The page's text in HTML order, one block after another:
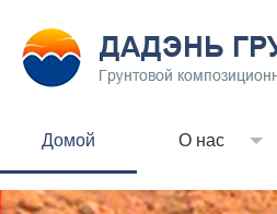
Домой О нас